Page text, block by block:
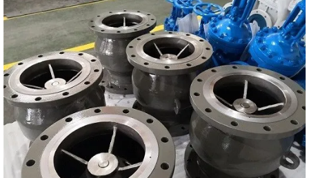
समाचार
उद्धरण
मांगें
साइटमैप